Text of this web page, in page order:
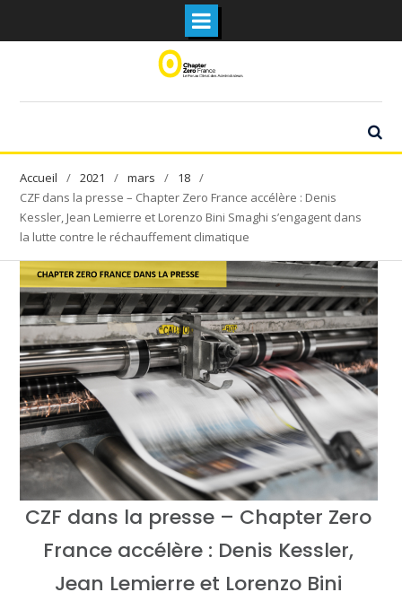
2021 mars
18
CZF dans la presse – Chapter Zero France accélère : Denis
Kessler, Jean Lemierre et Lorenzo Bini Smaghi s’engagent dans
la lutte contre le réchauffement climatique
CZF dans la presse – Chapter Zero
France accélère : Denis Kessler,
Jean Lemierre et Lorenzo Bini